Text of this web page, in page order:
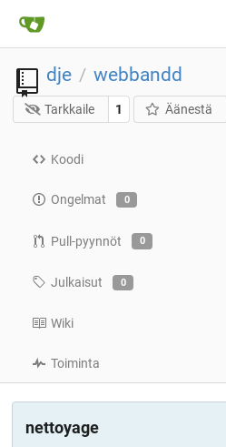
dje / webbandd
Tarkkaile 1 Äänestä
Koodi
Ongelmat 0
Pull-pyynnöt 0
Julkaisut 0
Wiki
Toiminta
nettoyage